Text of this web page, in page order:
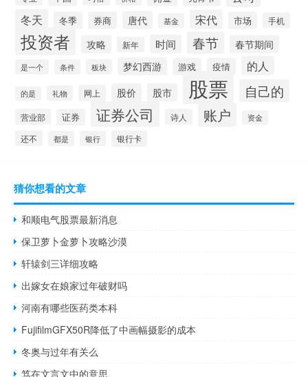
冬天
冬季 券商 唐代 基金 宋代 市场 手机
投资者 攻略 新年 时间 春节 春节期间
是一个 条件 板块 梦幻西游 游戏 疫情 的人
的是 礼物 网上 股价 股市 股票 自己的
营业部 证券 证券公司 诗人 账户 资金
还不 都是 银行 银行卡
猜你想看的文章
和顺电气股票最新消息
保卫萝卜金萝卜攻略沙漠
轩辕剑三详细攻略
出嫁女在娘家过年破财吗
河南有哪些医药类本科
FujifilmGFX50R降低了中画幅摄影的成本
冬奥与过年有关么
笃在文言文中的意思